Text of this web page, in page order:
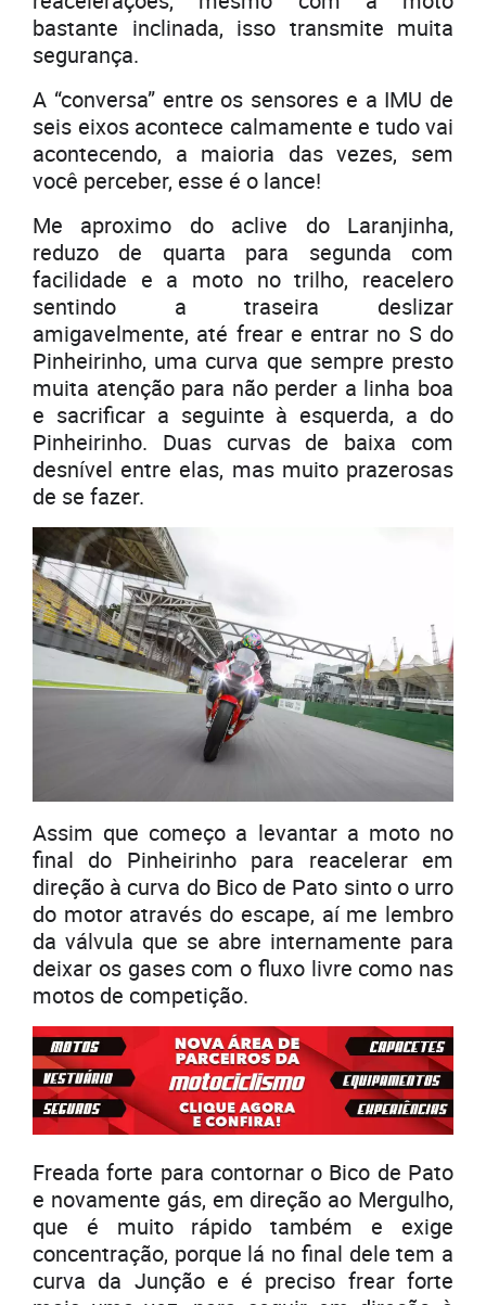
bastante inclinada, isso transmite muita
segurança.
A “conversa” entre os sensores e a IMU de
seis eixos acontece calmamente e tudo vai
acontecendo, a maioria das vezes, sem
você perceber, esse é o lance!
Me aproximo do aclive do Laranjinha,
reduzo de quarta para segunda com
facilidade e a moto no trilho, reacelero
sentindo a traseira deslizar
amigavelmente, até frear e entrar no S do
Pinheirinho, uma curva que sempre presto
muita atenção para não perder a linha boa
e sacrificar a seguinte à esquerda, a do
Pinheirinho. Duas curvas de baixa com
desnível entre elas, mas muito prazerosas
de se fazer.
Assim que começo a levantar a moto no
final do Pinheirinho para reacelerar em
direção à curva do Bico de Pato sinto o urro
do motor através do escape, aí me lembro
da válvula que se abre internamente para
deixar os gases com o fluxo livre como nas
motos de competição.
Freada forte para contornar o Bico de Pato
e novamente gás, em direção ao Mergulho,
que é muito rápido também e exige
concentração, porque lá no final dele tem a
curva da Junção e é preciso frear forte